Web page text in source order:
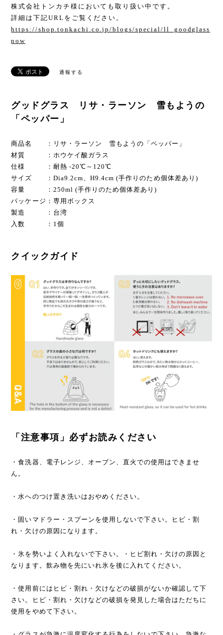
株式会社トンカチ様においても取り扱い中です。
詳細は下記URLをご覧ください。
https://shop.tonkachi.co.jp/blogs/special/ll_goodglass
now
通報する
グッドグラス リサ・ラーソン 雪もようの
「ペッパー」
商品名 ：リサ・ラーソン 雪もようの「ペッパー」
材質 ：ホウケイ酸ガラス
仕様 ：耐熱 -20℃～120℃
サイズ ：Dia9.2cm、H9.4cm (手作りのため個体差あり)
容量 ：250ml (手作りのため個体差あり)
パッケージ：専用ボックス
製造 ：台湾
入数 ：1個
クイックガイド
「注意事項」必ずお読みください
・食洗器、電子レンジ、オーブン、直火での使用はできませ
ん。
・水へのつけ置き洗いはおやめください。
・固いマドラー・スプーンを使用しないで下さい。ヒビ・割
れ・欠けの原因になります。
・氷を勢いよく入れないで下さい。・ヒビ割れ・欠けの原因と
なります。飲み物を先にいれ氷を後に入れてください。
・使用前にはヒビ・割れ・欠けなどの破損がないか確認して下
さい。ヒビ・割れ・欠けなどの破損を発見した場合はただちに
使用をやめて下さい。